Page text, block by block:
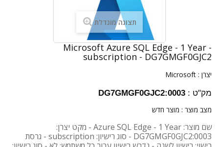
תצוגה מוגדלת
Microsoft Azure SQL Edge - 1 Year -
subscription - DG7GMGF0GJC2
יצרן : Microsoft
מק"ט : DG7GMGF0GJC2:0003
מצב מוצר : מוצר חדש
שם מוצר: Azure SQL Edge - 1 Year - מקט יצרן:
DG7GMGF0GJC2:0003 - סוג רישיון: subscription - גרסת